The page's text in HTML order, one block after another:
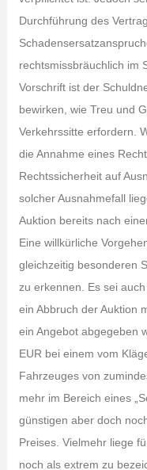
Durchführung des
rechtsmissbräuchlich im
Vorschrift ist der
bewirken, wie Treu und
Verkehrssitte erfordern.
die Annahme eines
Rechtssicherheit auf
solcher Ausnahmefall
Auktion bereits nach
Eine willkürliche
gleichzeitig besonderen
zu erkennen. Es sei
ein Abbruch der Auktion
ein Angebot abgegeben
EUR bei einem vom
Fahrzeuges von
mehr im Bereich eines
günstigen aber doch
Preises. Vielmehr liege
noch als extrem zu